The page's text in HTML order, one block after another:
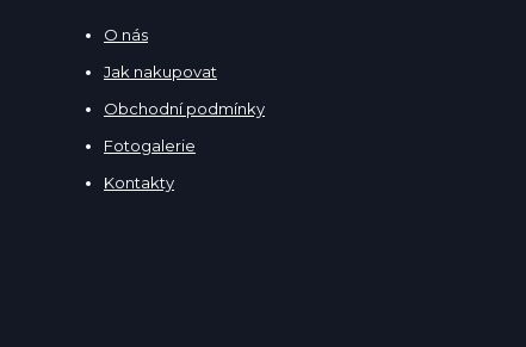
O nás
Jak nakupovat
Obchodní podmínky
Fotogalerie
Kontakty